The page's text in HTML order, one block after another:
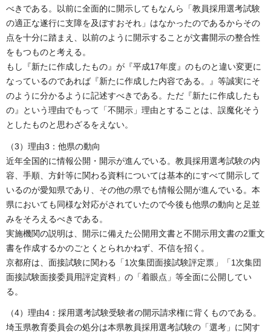
べきである。以前に全面的に開示してもなんら「教員採用選考試験
の適正な遂行に支障を及ぼすおそれ」はなかったのであるからその
点を十分に踏まえ、以前のように開示することが文書開示の整合性
をもつものと考える。
もし『新たに作成したもの』が『平成17年度』のものと違い変更に
なっているのであれば『新たに作成した内容である。』等誠実にそ
のように分かるように記述すべきである。ただ『新たに作成したも
の』という理由でもって「不開示」理由とすることは、誤魔化そう
としたものと思わざるをえない。
（3）理由3：他県の動向
近年全国的に情報公開・開示が進んでいる。教員採用選考試験の内
容、手順、方針等に関わる資料については基本的にすべて開示して
いるのが愛知県であり、その他の県でも情報公開が進んでいる。本
県においても同様な対応がされていたので今後も他県の動向と足並
みをそろえるべきである。
実施機関の説明は、開示に備えた公開用文書と不開示用文書の2重文
書を作成するかのごとくとられかねず、不信を招く。
京都府は、面接試験に関わる「1次集団面接試験評定票」「1次集団
面接試験面接委員用評定資料」の「着眼点」等全面に公開してい
る。
（4）理由4：採用選考試験受験者の開示請求権に背くものである。
埼玉県教育委員会の処分は本県教員採用選考試験の「選考」に関す